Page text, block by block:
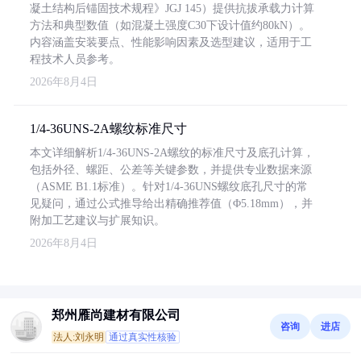
凝土结构后锚固技术规程》JGJ 145）提供抗拔承载力计算
方法和典型数值（如混凝土强度C30下设计值约80kN）。
内容涵盖安装要点、性能影响因素及选型建议，适用于工
程技术人员参考。
2026年8月4日
1/4-36UNS-2A螺纹标准尺寸
本文详细解析1/4-36UNS-2A螺纹的标准尺寸及底孔计算，
包括外径、螺距、公差等关键参数，并提供专业数据来源
（ASME B1.1标准）。针对1/4-36UNS螺纹底孔尺寸的常
见疑问，通过公式推导给出精确推荐值（Φ5.18mm），并
附加工艺建议与扩展知识。
2026年8月4日
郑州雁尚建材有限公司
法人:刘永明 通过真实性核验
咨询 进店